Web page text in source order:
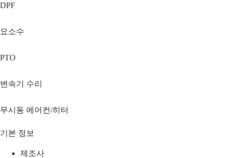
DPF
요소수
PTO
변속기 수리
무시동 에어컨/히터
기본 정보
제조사